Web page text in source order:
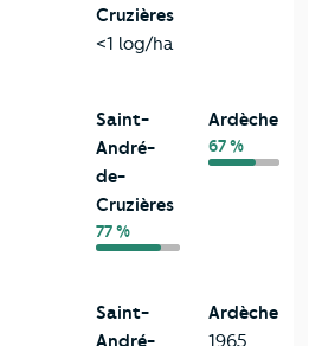
Cruzières
<1 log/ha
Saint-
André-
de-
Cruzières
77 %
Ardèche
67 %
Saint-
André-
Ardèche
1965